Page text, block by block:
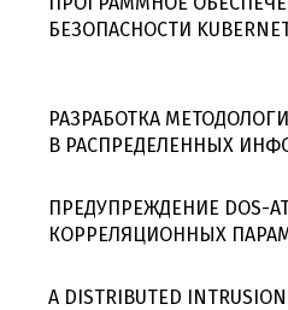
БЕЗОПАСНОСТИ
РАЗРАБОТКА
В РАСПРЕДЕЛЕННЫХ
ПРЕДУПРЕЖДЕНИЕ DOS-
КОРРЕЛЯЦИОННЫХ
A DISTRIBUTED